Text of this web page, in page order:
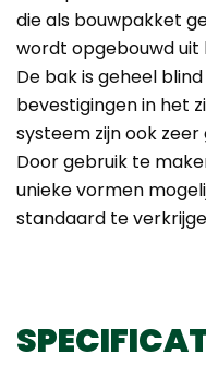
die als bouwpakket
wordt opgebouwd uit
De bak is geheel
bevestigingen in het
systeem zijn ook
Door gebruik te
unieke vormen
standaard te